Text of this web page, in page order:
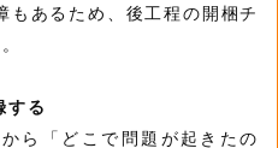
あるため、後工程の開梱チ
する
ら「どこで問題が起きたの